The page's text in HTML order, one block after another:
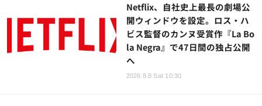
Netflix、自社史上最長の劇場公
開ウィンドウを設定。ロス・ハ
ビス監督のカンヌ受賞作『La Bo
la Negra』で47日間の独占公開
へ
2026.8.8 Sat 10:30